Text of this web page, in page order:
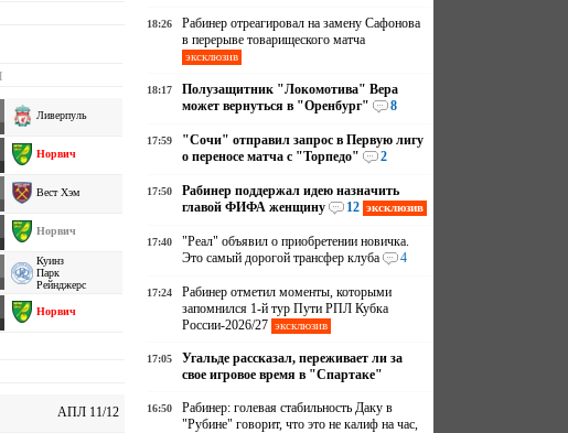
Ливерпуль
Норвич
Вест Хэм
Норвич
Куинз
Парк
Рейнджерс
Норвич
АПЛ 11/12
18:26
Рабинер отреагировал на замену Сафонова
в перерыве товарищеского матча
эксклюзив
18:17
Полузащитник "Локомотива" Вера
может вернуться в "Оренбург"
8
17:59
"Сочи" отправил запрос в Первую лигу
о переносе матча с "Торпедо"
2
17:50
Рабинер поддержал идею назначить
главой ФИФА женщину
12 эксклюзив
17:40
"Реал" объявил о приобретении новичка.
Это самый дорогой трансфер клуба
4
17:24
Рабинер отметил моменты, которыми
запомнился 1-й тур Пути РПЛ Кубка
России-2026/27 эксклюзив
17:05
Угальде рассказал, переживает ли за
свое игровое время в "Спартаке"
16:50
Рабинер: голевая стабильность Даку в
"Рубине" говорит, что это не калиф на час,